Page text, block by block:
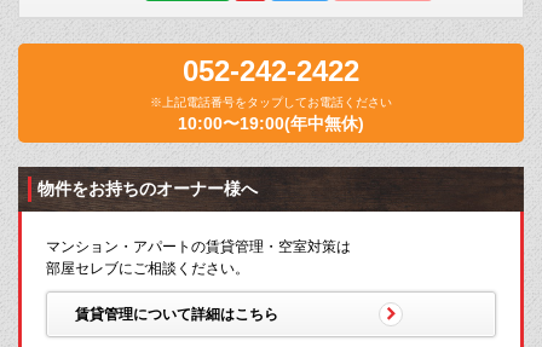
052-242-2422
※上記電話番号をタップしてお電話ください
10:00〜19:00(年中無休)
物件をお持ちのオーナー様へ
マンション・アパートの賃貸管理・空室対策は
部屋セレブにご相談ください。
賃貸管理について詳細はこちら